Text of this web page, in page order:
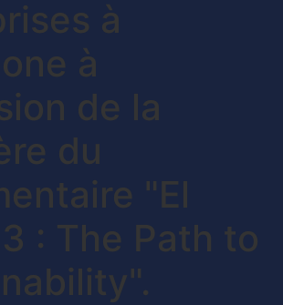
à
à
de la
du
"El
: The Path to